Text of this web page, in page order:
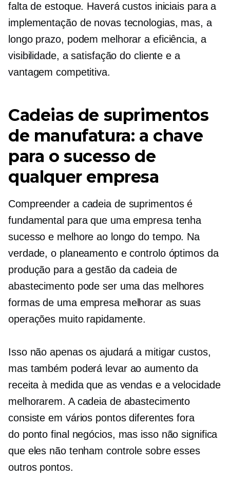
falta de estoque. Haverá custos iniciais para a
implementação de novas tecnologias, mas, a
longo prazo, podem melhorar a eficiência, a
visibilidade, a satisfação do cliente e a
vantagem competitiva.
Cadeias de suprimentos
de manufatura: a chave
para o sucesso de
qualquer empresa
Compreender a cadeia de suprimentos é
fundamental para que uma empresa tenha
sucesso e melhore ao longo do tempo. Na
verdade, o planeamento e controlo óptimos da
produção para a gestão da cadeia de
abastecimento pode ser uma das melhores
formas de uma empresa melhorar as suas
operações muito rapidamente.
Isso não apenas os ajudará a mitigar custos,
mas também poderá levar ao aumento da
receita à medida que as vendas e a velocidade
melhorarem. A cadeia de abastecimento
consiste em vários pontos diferentes fora
do ponto final negócios, mas isso não significa
que eles não tenham controle sobre esses
outros pontos.